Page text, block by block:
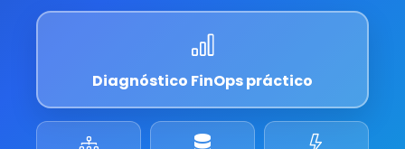
Diagnóstico FinOps práctico